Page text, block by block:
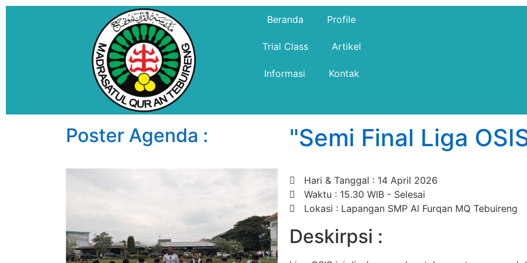
Beranda Profile
Trial Class Artikel
Informasi Kontak
Poster Agenda : "Semi Final Liga
Hari & Tanggal : 14 April 2026
Waktu : 15.30 WIB - Selesai
Lokasi : Lapangan SMP Al Furqan MQ Tebuireng
Deskirpsi :